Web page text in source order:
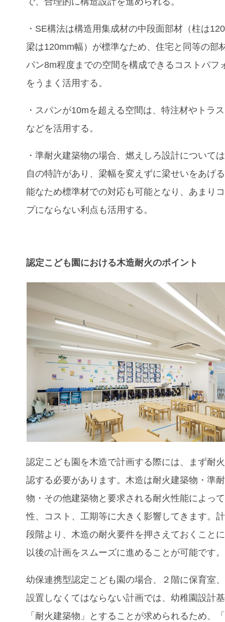
・SE構法は構造用集成材の中段面部材（柱は
梁は120mm幅）が標準なため、住宅と同等の部
パン8m程度までの空間を構成できるコストパフ
をうまく活用する。
・スパンが10mを超える空間は、特注材やトラ
などを活用する。
・準耐火建築物の場合、燃えしろ設計について
自の特許があり、梁幅を変えずに梁せいをあげ
能なため標準材での対応も可能となり、あまり
プにならない利点も活用する。
認定こども園における木造耐火のポイント
認定こども園を木造で計画する際には、まず耐
認する必要があります。木造は耐火建築物・準
物・その他建築物と要求される耐火性能によっ
性、コスト、工期等に大きく影響してきます。
段階より、木造の耐火要件を押さえておくこと
以後の計画をスムーズに進めることが可能です。
幼保連携型認定こども園の場合、２階に保育室
設置しなくてはならない計画では、幼稚園設計
「耐火建築物」とすることが求められるため、